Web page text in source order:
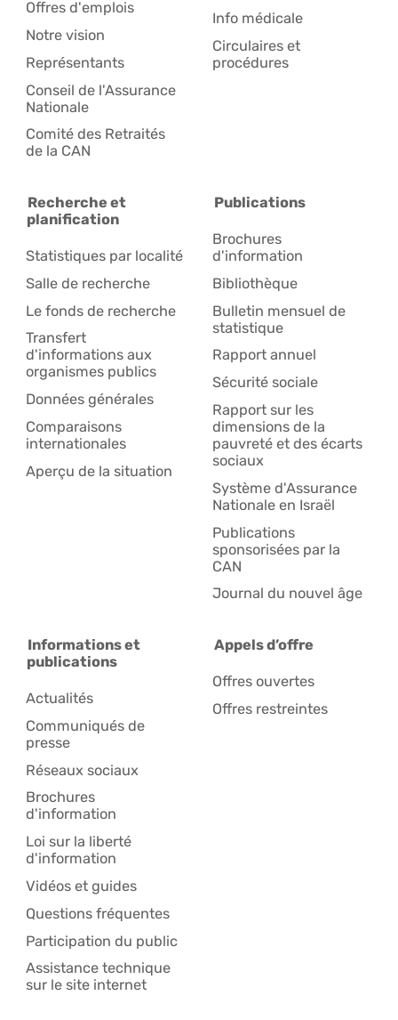
Offres d'emplois
Notre vision
Représentants
Conseil de l'Assurance
Nationale
Comité des Retraités
de la CAN
Info médicale
Circulaires et
procédures
Recherche et
planification
Statistiques par localité
Salle de recherche
Le fonds de recherche
Transfert
d'informations aux
organismes publics
Données générales
Comparaisons
internationales
Aperçu de la situation
Publications
Brochures
d'information
Bibliothèque
Bulletin mensuel de
statistique
Rapport annuel
Sécurité sociale
Rapport sur les
dimensions de la
pauvreté et des écarts
sociaux
Système d'Assurance
Nationale en Israël
Publications
sponsorisées par la
CAN
Journal du nouvel âge
Informations et
publications
Actualités
Communiqués de
presse
Réseaux sociaux
Brochures
d'information
Loi sur la liberté
d'information
Vidéos et guides
Questions fréquentes
Participation du public
Assistance technique
sur le site internet
Appels d’offre
Offres ouvertes
Offres restreintes